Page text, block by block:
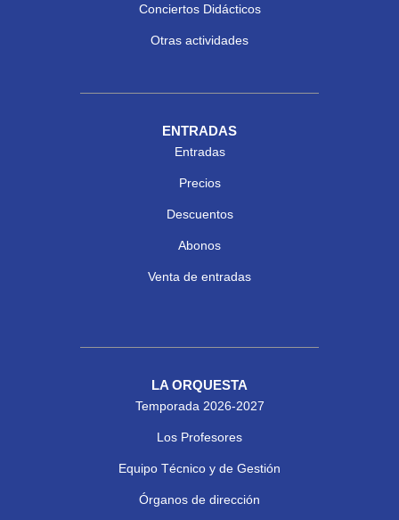
Conciertos Didácticos
Otras actividades
ENTRADAS
Entradas
Precios
Descuentos
Abonos
Venta de entradas
LA ORQUESTA
Temporada 2026-2027
Los Profesores
Equipo Técnico y de Gestión
Órganos de dirección